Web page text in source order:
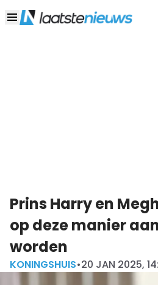
Prins Harry en
op deze manier
worden
KONINGSHUIS•20 JAN 2025,